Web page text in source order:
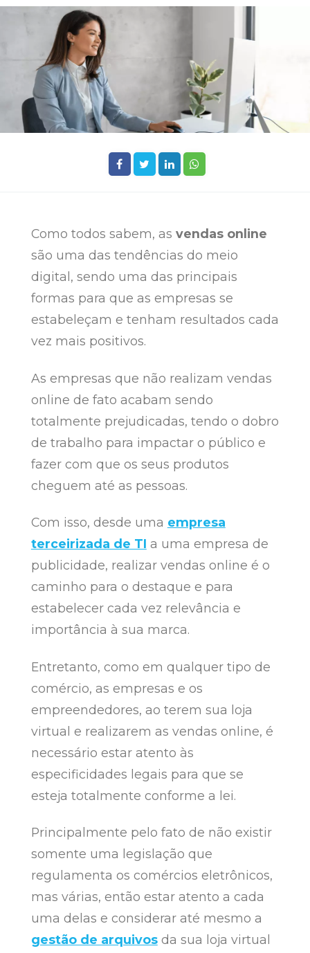
Como todos sabem, as vendas online
são uma das tendências do meio
digital, sendo uma das principais
formas para que as empresas se
estabeleçam e tenham resultados cada
vez mais positivos.
As empresas que não realizam vendas
online de fato acabam sendo
totalmente prejudicadas, tendo o dobro
de trabalho para impactar o público e
fazer com que os seus produtos
cheguem até as pessoas.
Com isso, desde uma empresa
terceirizada de TI a uma empresa de
publicidade, realizar vendas online é o
caminho para o destaque e para
estabelecer cada vez relevância e
importância à sua marca.
Entretanto, como em qualquer tipo de
comércio, as empresas e os
empreendedores, ao terem sua loja
virtual e realizarem as vendas online, é
necessário estar atento às
especificidades legais para que se
esteja totalmente conforme a lei.
Principalmente pelo fato de não existir
somente uma legislação que
regulamenta os comércios eletrônicos,
mas várias, então estar atento a cada
uma delas e considerar até mesmo a
gestão de arquivosda sua loja virtual